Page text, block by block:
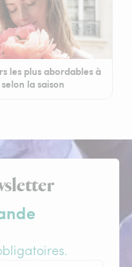
les plus abordables à
la saison